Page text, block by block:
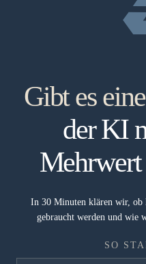
Gibt es
der KI
In 30 Minuten klären wir,
gebraucht werden und wie
SO